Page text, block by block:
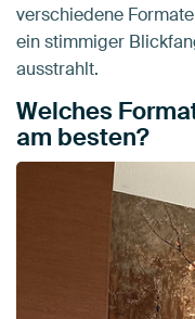
verschiedene
ein stimmiger
ausstrahlt.
Welches
am besten?